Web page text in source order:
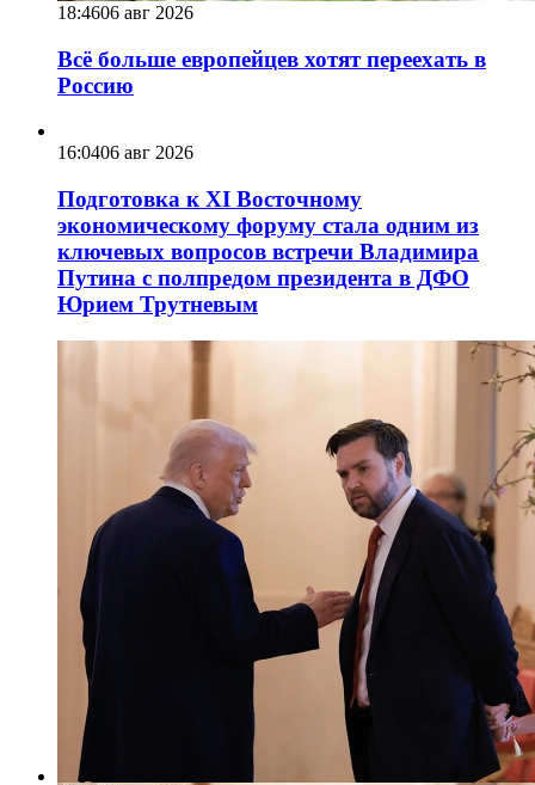
18:4606 авг 2026
Всё больше европейцев хотят переехать в
Россию
16:0406 авг 2026
Подготовка к XI Восточному
экономическому форуму стала одним из
ключевых вопросов встречи Владимира
Путина с полпредом президента в ДФО
Юрием Трутневым